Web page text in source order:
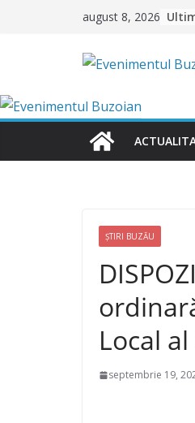
august 8, 2026
ȘTIRI BUZĂU
Local
septembrie 19,